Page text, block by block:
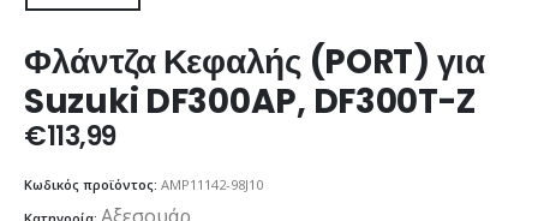
Φλάντζα Κεφαλής (PORT) για
Suzuki DF300AP, DF300T-Z
€113,99
Κωδικός προϊόντος: AMP11142-98J10